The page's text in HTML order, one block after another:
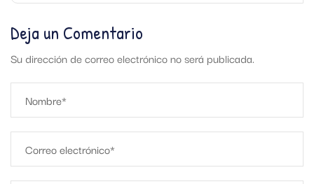
Deja un Comentario
Su dirección de correo electrónico no será publicada.